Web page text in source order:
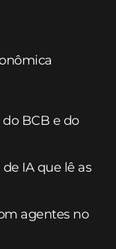
BCB e do
IA que lê as
agentes no